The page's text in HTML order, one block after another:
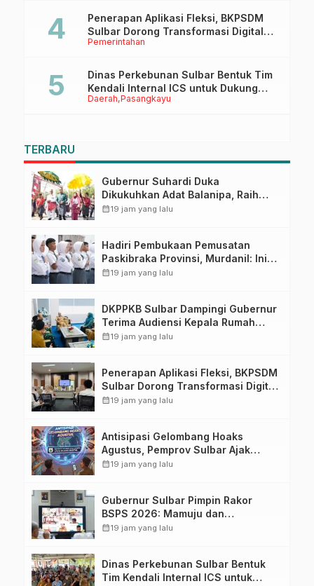
Pemerintahan
Penerapan Aplikasi Fleksi, BKPSDM
Sulbar Dorong Transformasi Digital
Sistem Kehadiran ASN
Daerah Pasangkayu
Dinas Perkebunan Sulbar Bentuk Tim
Kendali Internal ICS untuk Dukung
Sertifikasi ISPO Pekebun di
TERBARU
Gubernur Suhardi Duka
Dikukuhkan Adat Balanipa, Raih
Gelar Sulo Tappidena
calendar_month19 jam yang lalu
Hadiri Pembukaan Pemusatan
Paskibraka Provinsi, Murdanil: Ini
Membentuk Karakter Hingga
calendar_month19 jam yang lalu
DKPPKB Sulbar Dampingi Gubernur
Terima Audiensi Kepala Rumah
Sakit TK. III Punggawa Malolo
calendar_month19 jam yang lalu
Penerapan Aplikasi Fleksi, BKPSDM
Sulbar Dorong Transformasi Digital
Sistem Kehadiran ASN
calendar_month19 jam yang lalu
Antisipasi Gelombang Hoaks
Agustus, Pemprov Sulbar Ajak
Warga Jaga Ruang Digital
calendar_month19 jam yang lalu
Gubernur Sulbar Pimpin Rakor
BSPS 2026: Mamuju dan
Pasangkayu Masih Nol Realisasi
calendar_month19 jam yang lalu
Dinas Perkebunan Sulbar Bentuk
Tim Kendali Internal ICS untuk